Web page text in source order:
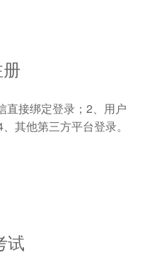
直接绑定登录；2、用户
其他第三方平台登录。
试